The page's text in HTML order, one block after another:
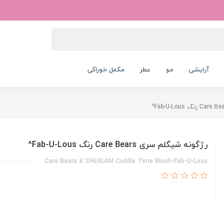
آرایشی مو عطر مکمل خوراکی
رژگونه شیگلم سری Care Bears رنگ Fab-U-Lous^
Care Bears X SHEGLAM Cuddle Time Blush-Fab-U-Lous